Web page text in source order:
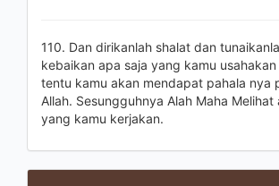
110. Dan dirikanlah shalat dan
kebaikan apa saja yang kamu
tentu kamu akan mendapat pahala nya
Allah. Sesungguhnya Alah Maha Melihat
yang kamu kerjakan.